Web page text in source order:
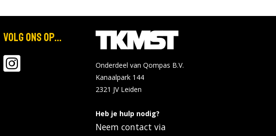
Volg ons op...
Onderdeel van Qompas B.V.
Kanaalpark 144
2321 JV Leiden
Heb je hulp nodig?
Neem contact via